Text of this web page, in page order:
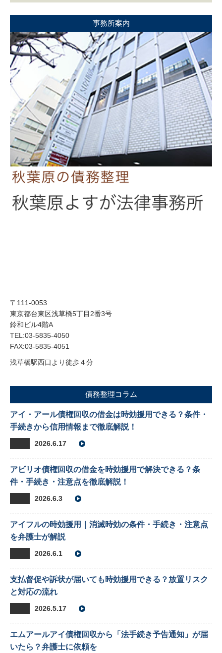
事務所案内
〒111-0053
東京都台東区浅草橋5丁目2番3号
鈴和ビル4階A
TEL:03-5835-4050
FAX:03-5835-4051
浅草橋駅西口より徒歩４分
債務整理コラム
アイ・アール債権回収の借金は時効援用できる？条件・
手続きから信用情報まで徹底解説！
2026.6.17
アビリオ債権回収の借金を時効援用で解決できる？条
件・手続き・注意点を徹底解説！
2026.6.3
アイフルの時効援用｜消滅時効の条件・手続き・注意点
を弁護士が解説
2026.6.1
支払督促や訴状が届いても時効援用できる？放置リスク
と対応の流れ
2026.5.17
エムアールアイ債権回収から「法手続き予告通知」が届
いたら？弁護士に依頼を